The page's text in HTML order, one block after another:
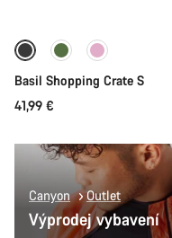
Basil Shopping Crate S
41,99 €
Canyon Outlet
Výprodej vybavení